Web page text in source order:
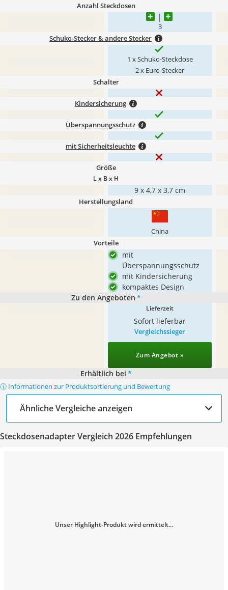
Anzahl Steckdosen
3
Schuko-Stecker & andere Stecker
1 x Schuko-Steckdose
2 x Euro-Stecker
Schalter
Kindersicherung
Überspannungsschutz
mit Sicherheitsleuchte
Größe
L x B x H
9 x 4,7 x 3,7 cm
Herstellungsland
China
Vorteile
mit
Überspannungsschutz
mit Kindersicherung
kompaktes Design
Zu den Angeboten *
Lieferzeit
Sofort lieferbar
Vergleichssieger
Zum Angebot »
Erhältlich bei *
ⓘ Informationen zur Produktsortierung und Bewertung
Ähnliche Vergleiche anzeigen
Steckdosenadapter Vergleich 2026 Empfehlungen
Unser Highlight-Produkt wird ermittelt...